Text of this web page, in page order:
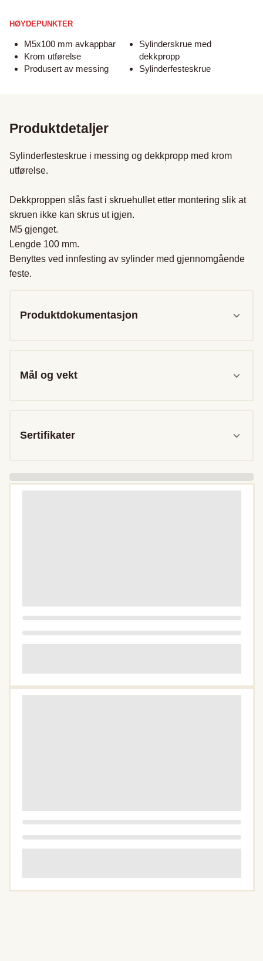
HØYDEPUNKTER
M5x100 mm avkappbar
Krom utførelse
Produsert av messing
Sylinderskrue med
dekkpropp
Sylinderfesteskrue
Produktdetaljer
Sylinderfesteskrue i messing og dekkpropp med krom
utførelse.
Dekkproppen slås fast i skruehullet etter montering slik at
skruen ikke kan skrus ut igjen.
M5 gjenget.
Lengde 100 mm.
Benyttes ved innfesting av sylinder med gjennomgående
feste.
Produktdokumentasjon
Mål og vekt
Sertifikater